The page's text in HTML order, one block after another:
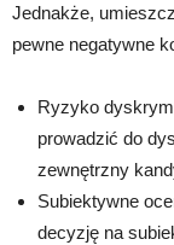
Jednakże,
pewne negatywne
Ryzyko
prowadzić do
zewnętrzny
Subiektywne
decyzję na